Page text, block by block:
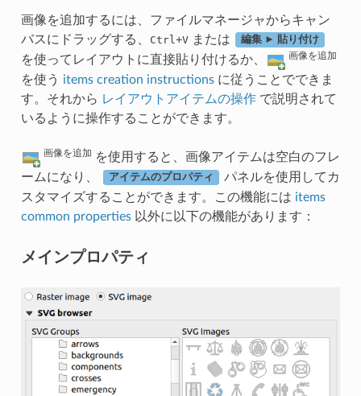
画像を追加するには、ファイルマネージャからキャン
バスにドラッグする、
Ctrl +Vまたは 編集 ► 貼り付け
を使ってレイアウトに直接貼り付けるか、 画像を追加
を使う items creation instructionsに従うことでできま
す。それから
レイアウトアイテムの操作で説明されて
いるように操作することができます。
画像を追加 を使用すると、画像アイテムは空白のフレ
ームになり、
アイテムのプロパティ
パネルを使用してカ
スタマイズすることができます。この機能には items
common properties以外に以下の機能があります：
メインプロパティ